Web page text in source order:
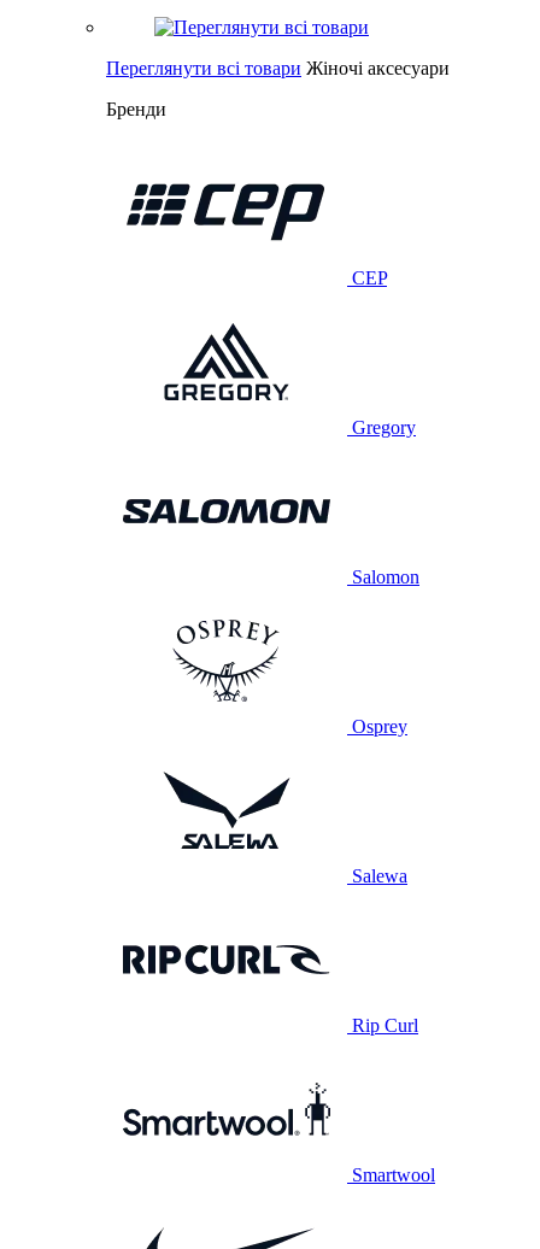
Переглянути всі товари Жіночі аксесуари
Бренди
CEP
Gregory
Salomon
Osprey
Salewa
Rip Curl
Smartwool